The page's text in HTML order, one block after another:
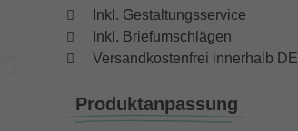
Inkl. Gestaltungsservice
Inkl. Briefumschlägen
Versandkostenfrei innerhalb DE
Produktanpassung